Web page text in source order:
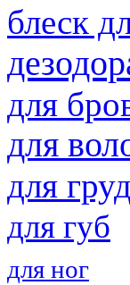
блеск
для
для
для
для губ
для ног